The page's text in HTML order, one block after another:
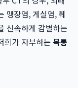
맹장염, 게실염, 췌
신속하게 감별하는
희가 자부하는 복통